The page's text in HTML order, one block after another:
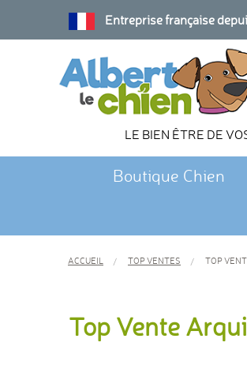
Entreprise française
LE BIEN ÊTRE DE
Boutique Chien
ACCUEIL TOP VENTES TOP
Top Vente